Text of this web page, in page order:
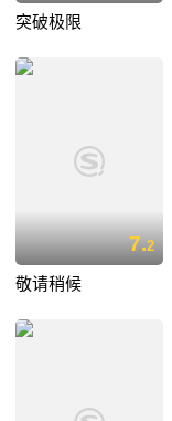
突破极限
7.2
敬请稍候